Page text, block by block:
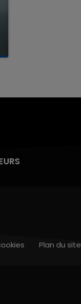
Plan du site